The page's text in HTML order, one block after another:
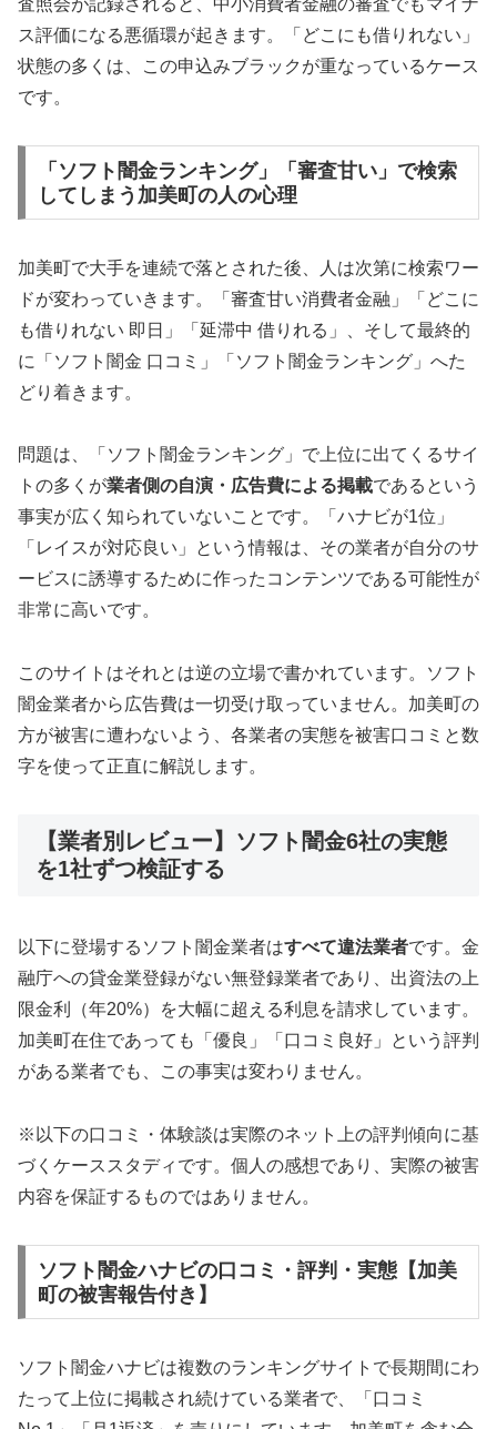
査照会が記録されると、中小消費者金融の審査でもマイナ
ス評価になる悪循環が起きます。「どこにも借りれない」
状態の多くは、この申込みブラックが重なっているケース
です。
「ソフト闇金ランキング」「審査甘い」で検索
してしまう加美町の人の心理
加美町で大手を連続で落とされた後、人は次第に検索ワー
ドが変わっていきます。「審査甘い消費者金融」「どこに
も借りれない 即日」「延滞中 借りれる」、そして最終的
に「ソフト闇金 口コミ」「ソフト闇金ランキング」へた
どり着きます。
問題は、「ソフト闇金ランキング」で上位に出てくるサイ
トの多くが業者側の自演・広告費による掲載であるという
事実が広く知られていないことです。「ハナビが1位」
「レイスが対応良い」という情報は、その業者が自分のサ
ービスに誘導するために作ったコンテンツである可能性が
非常に高いです。
このサイトはそれとは逆の立場で書かれています。ソフト
闇金業者から広告費は一切受け取っていません。加美町の
方が被害に遭わないよう、各業者の実態を被害口コミと数
字を使って正直に解説します。
【業者別レビュー】ソフト闇金6社の実態
を1社ずつ検証する
以下に登場するソフト闇金業者はすべて違法業者です。金
融庁への貸金業登録がない無登録業者であり、出資法の上
限金利（年20%）を大幅に超える利息を請求しています。
加美町在住であっても「優良」「口コミ良好」という評判
がある業者でも、この事実は変わりません。
※以下の口コミ・体験談は実際のネット上の評判傾向に基
づくケーススタディです。個人の感想であり、実際の被害
内容を保証するものではありません。
ソフト闇金ハナビの口コミ・評判・実態【加美
町の被害報告付き】
ソフト闇金ハナビは複数のランキングサイトで長期間にわ
たって上位に掲載され続けている業者で、「口コミ